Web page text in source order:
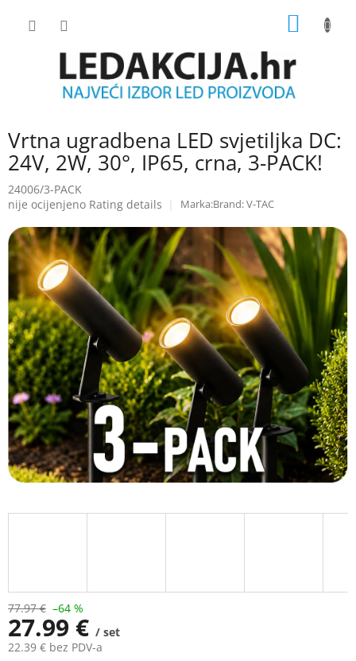
Vrtna ugradbena LED svjetiljka DC:
24V, 2W, 30°, IP65, crna, 3-PACK!
24006/3-PACK
The
product
rating
0.0
out
of
5
stars.
nije ocijenjeno Rating details Brand:V-TAC
77.97 € –64 %
27.99 € / set
22.39 € bez PDV-a